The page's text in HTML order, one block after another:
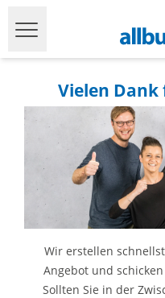
Vielen
Wir erstellen
Angebot und
Sollten Sie in der